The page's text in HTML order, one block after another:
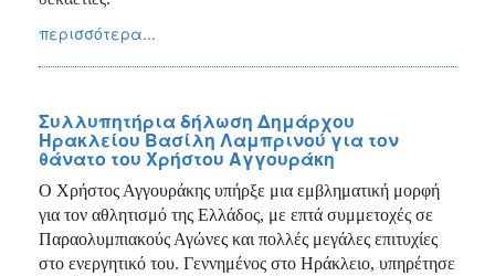
περισσότερα...
Συλλυπητήρια δήλωση Δημάρχου
Ηρακλείου Βασίλη Λαμπρινού για τον
θάνατο του Χρήστου Αγγουράκη
Ο Χρήστος Αγγουράκης υπήρξε μια εμβληματική μορφή
για τον αθλητισμό της Ελλάδος, με επτά συμμετοχές σε
Παραολυμπιακούς Αγώνες και πολλές μεγάλες επιτυχίες
στο ενεργητικό του. Γεννημένος στο Ηράκλειο, υπηρέτησε